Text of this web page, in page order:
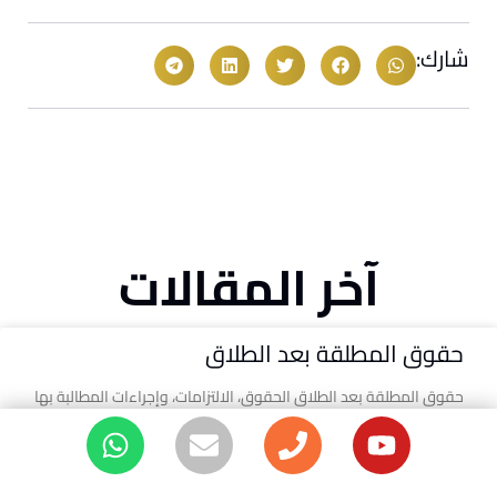
شارك:
آخر المقالات
حقوق المطلقة بعد الطلاق
حقوق المطلقة بعد الطلاق الحقوق، الالتزامات، وإجراءات المطالبة بها
دليل حقوق المطلقة: المستحقات المالية، الحضانة، وإجراءات رفع
الدعوى تعد لحظة الطلاق نقطة تحول حاسمة تتطلب دراية